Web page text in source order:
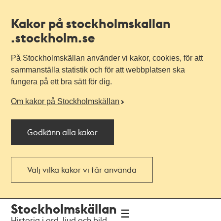
Kakor på stockholmskallan
.stockholm.se
På Stockholmskällan använder vi kakor, cookies, för att
sammanställa statistik och för att webbplatsen ska
fungera på ett bra sätt för dig.
Om kakor på Stockholmskällan
Godkänn alla kakor
Välj vilka kakor vi får använda
navigationen
huvudinnehållet
Stockholmskällan